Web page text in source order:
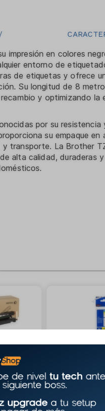
impresión en colores
entorno de
de etiquetas y ofrece
Su longitud de 8
y optimizando la
por su resistencia
su empaque en
transporte. La Brother
alta calidad, duraderas
80k
nada brother
m de ancho x
$189.00